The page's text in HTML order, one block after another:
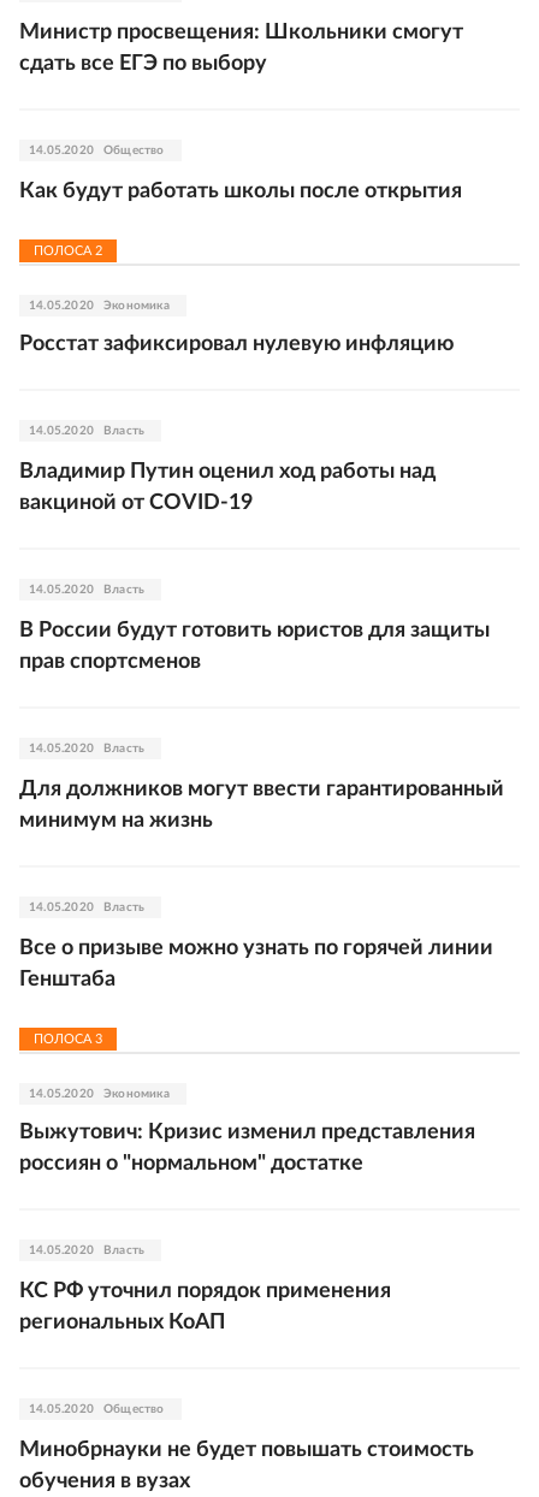
Министр просвещения: Школьники смогут
сдать все ЕГЭ по выбору
14.05.2020 Общество
Как будут работать школы после открытия
ПОЛОСА2
14.05.2020 Экономика
Росстат зафиксировал нулевую инфляцию
14.05.2020 Власть
Владимир Путин оценил ход работы над
вакциной от COVID-19
14.05.2020 Власть
В России будут готовить юристов для защиты
прав спортсменов
14.05.2020 Власть
Для должников могут ввести гарантированный
минимум на жизнь
14.05.2020 Власть
Все о призыве можно узнать по горячей линии
Генштаба
ПОЛОСА3
14.05.2020 Экономика
Выжутович: Кризис изменил представления
россиян о "нормальном" достатке
14.05.2020 Власть
КС РФ уточнил порядок применения
региональных КоАП
14.05.2020 Общество
Минобрнауки не будет повышать стоимость
обучения в вузах